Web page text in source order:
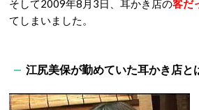
そして2009年8月3日、耳かき店の客だ
てしまいました。
江尻美保が勤めていた耳かき店と